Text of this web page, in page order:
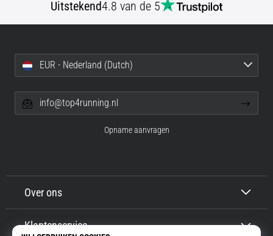
Uitstekend4.8 van de 5
Over ons
Klantenservice
EUR - Nederland (Dutch)
info@top4running.nl
Opname aanvragen